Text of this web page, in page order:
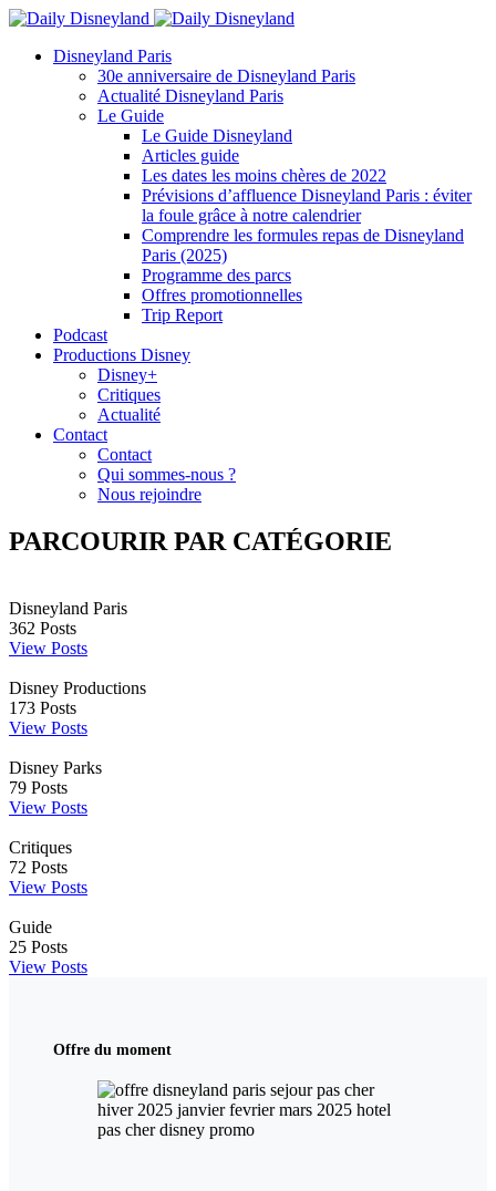
Disneyland Paris
30e anniversaire de Disneyland Paris
Actualité Disneyland Paris
Le Guide
Le Guide Disneyland
Articles guide
Les dates les moins chères de 2022
Prévisions d’affluence Disneyland Paris : éviter
la foule grâce à notre calendrier
Comprendre les formules repas de Disneyland
Paris (2025)
Programme des parcs
Offres promotionnelles
Trip Report
Podcast
Productions Disney
Disney+
Critiques
Actualité
Contact
Contact
Qui sommes-nous ?
Nous rejoindre
PARCOURIR PAR CATÉGORIE
Disneyland Paris
362 Posts
View Posts
Disney Productions
173 Posts
View Posts
Disney Parks
79 Posts
View Posts
Critiques
72 Posts
View Posts
Guide
25 Posts
View Posts
Offre du moment